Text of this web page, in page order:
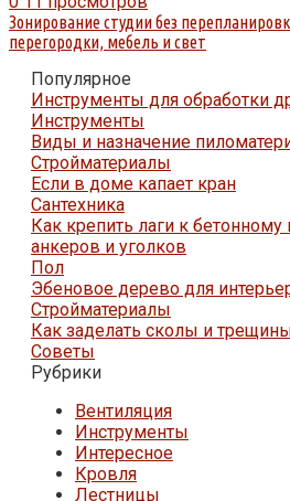
Зонирование студии без
перегородки, мебель и свет
Популярное
Инструменты для обработки
Инструменты
Виды и назначение
Стройматериалы
Если в доме капает кран
Сантехника
Как крепить лаги к
анкеров и уголков
Пол
Эбеновое дерево для
Стройматериалы
Как заделать сколы и
Советы
Рубрики
Вентиляция
Инструменты
Интересное
Кровля
Лестницы